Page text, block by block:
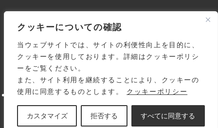
クッキーについての確認
当ウェブサイトでは、サイトの利便性向上を目的に、
クッキーを使用しております。詳細はクッキーポリシ
ーをご覧ください。
また、サイト利用を継続することにより、クッキーの
使用に同意するものとします。
クッキーポリシー
カスタマイズ 拒否する すべてに同意する
よくある質問 関連リンク
利用規約
個人情報の取り扱いについて
サイトマップ お問い合わせ
© 1998-2026 Japanese Homoeopathic Medical
Association